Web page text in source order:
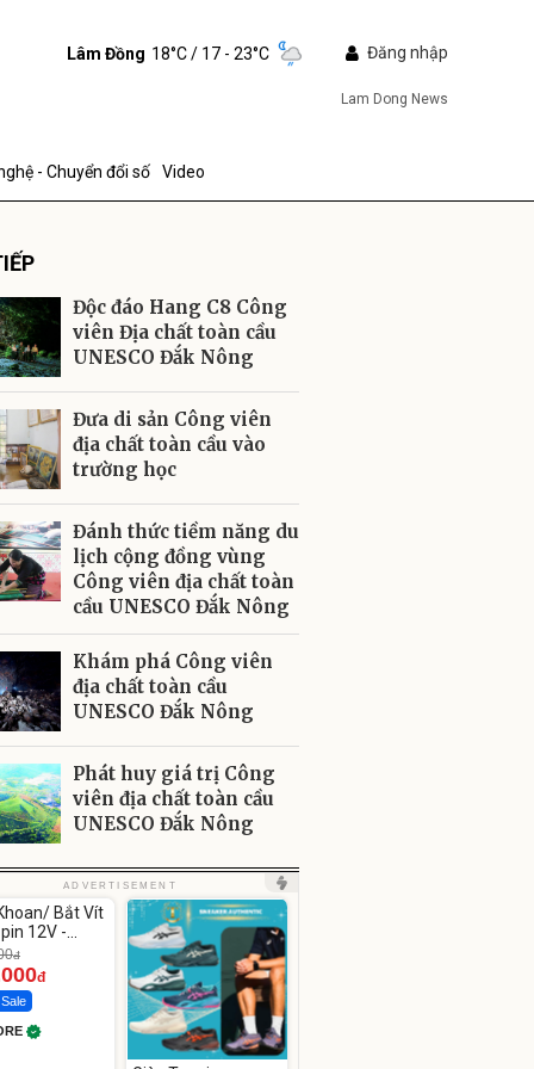
Lâm Đồng 18°C/ 17 - 23°C Đăng nhập
Lam Dong News
- Chuyển đổi số Video
Độc đáo Hang C8 Công
viên Địa chất toàn cầu
UNESCO Đắk Nông
Đưa di sản Công viên
địa chất toàn cầu vào
trường học
Đánh thức tiềm năng du
lịch cộng đồng vùng
Công viên địa chất toàn
cầu UNESCO Đắk Nông
Khám phá Công viên
địa chất toàn cầu
UNESCO Đắk Nông
Phát huy giá trị Công
viên địa chất toàn cầu
UNESCO Đắk Nông
ADVERTISEMENT
Bắt Vít
12V -
đ
đ